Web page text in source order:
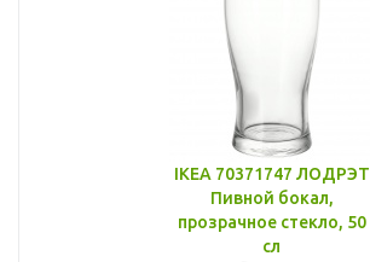
IKEA 70371747 ЛОДРЭТ
Пивной бокал,
прозрачное стекло, 50
сл